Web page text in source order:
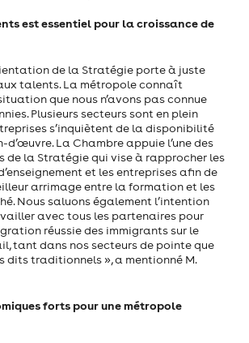
est essentiel pour la croissance de
de la Stratégie porte à juste
talents. La métropole connaît
que nous n’avons pas connue
Plusieurs secteurs sont en plein
s’inquiètent de la disponibilité
La Chambre appuie l’une des
de la Stratégie qui vise à rapprocher les
et les entreprises afin de
arrimage entre la formation et les
Nous saluons également l’intention
avec tous les partenaires pour
réussie des immigrants sur le
tant dans nos secteurs de pointe que
dits traditionnels », a mentionné M.
forts pour une métropole